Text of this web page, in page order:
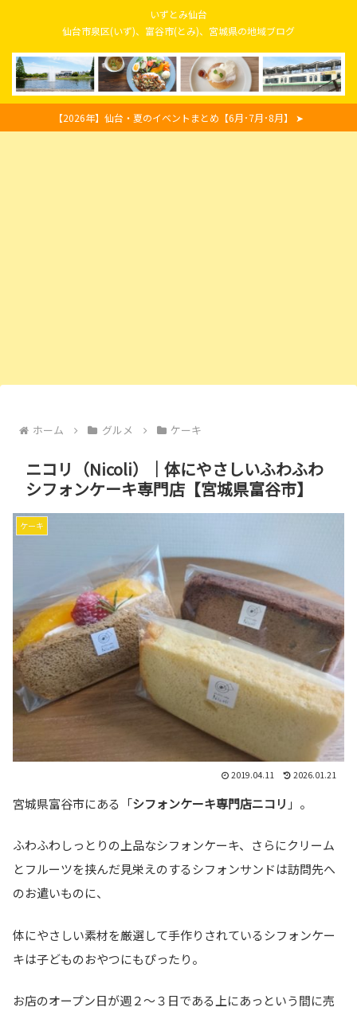
いずとみ仙台
仙台市泉区(いず)、富谷市(とみ)、宮城県の地域ブログ
【2026年】仙台・夏のイベントまとめ【6月･7月･8月】 ➤
ホーム グルメ ケーキ
ニコリ（Nicoli）｜体にやさしいふわふわ
シフォンケーキ専門店【宮城県富谷市】
ケーキ
2019.04.11 2026.01.21
宮城県富谷市にある「シフォンケーキ専門店ニコリ 」。
ふわふわしっとりの上品なシフォンケーキ、さらにクリーム
とフルーツを挟んだ見栄えのするシフォンサンドは訪問先へ
のお遣いものに、
体にやさしい素材を厳選して手作りされているシフォンケー
キは子どものおやつにもぴったり。
お店のオープン日が週２～３日である上にあっという間に売